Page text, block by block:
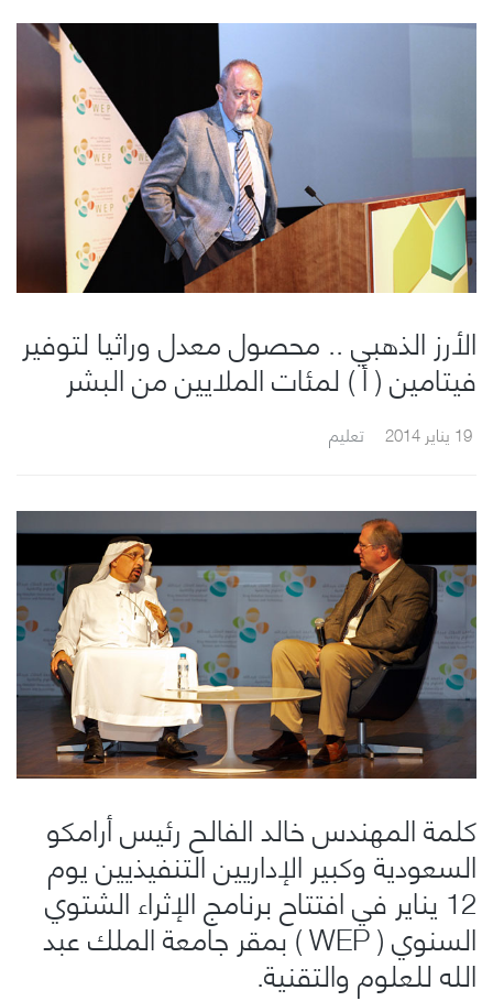
الأرز الذهبي .. محصول معدل وراثيا لتوفير
فيتامين ( أ ) لمئات الملايين من البشر
19 يناير 2014 تعليم
كلمة المهندس خالد الفالح رئيس أرامكو
السعودية وكبير الإداريين التنفيذيين يوم
12 يناير في افتتاح برنامج الإثراء الشتوي
السنوي ( WEP ) بمقر جامعة الملك عبد
الله للعلوم والتقنية.